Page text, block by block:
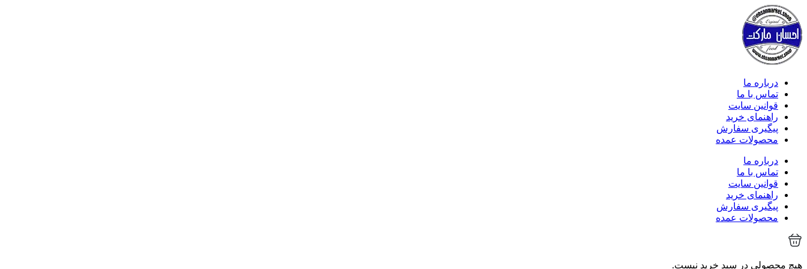
درباره ما
تماس با ما
قوانین سایت
راهنمای خرید
پیگیری سفارش
محصولات عمده
درباره ما
تماس با ما
قوانین سایت
راهنمای خرید
پیگیری سفارش
محصولات عمده
هیچ محصولی در سبد خرید نیست.